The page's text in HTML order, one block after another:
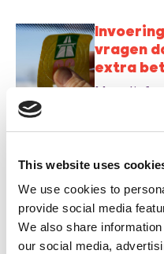
This website uses
We use cookies to
provide social media
We also share
our social media,
vragen
extra
Maar liefst
1 mei
invoering
Meer